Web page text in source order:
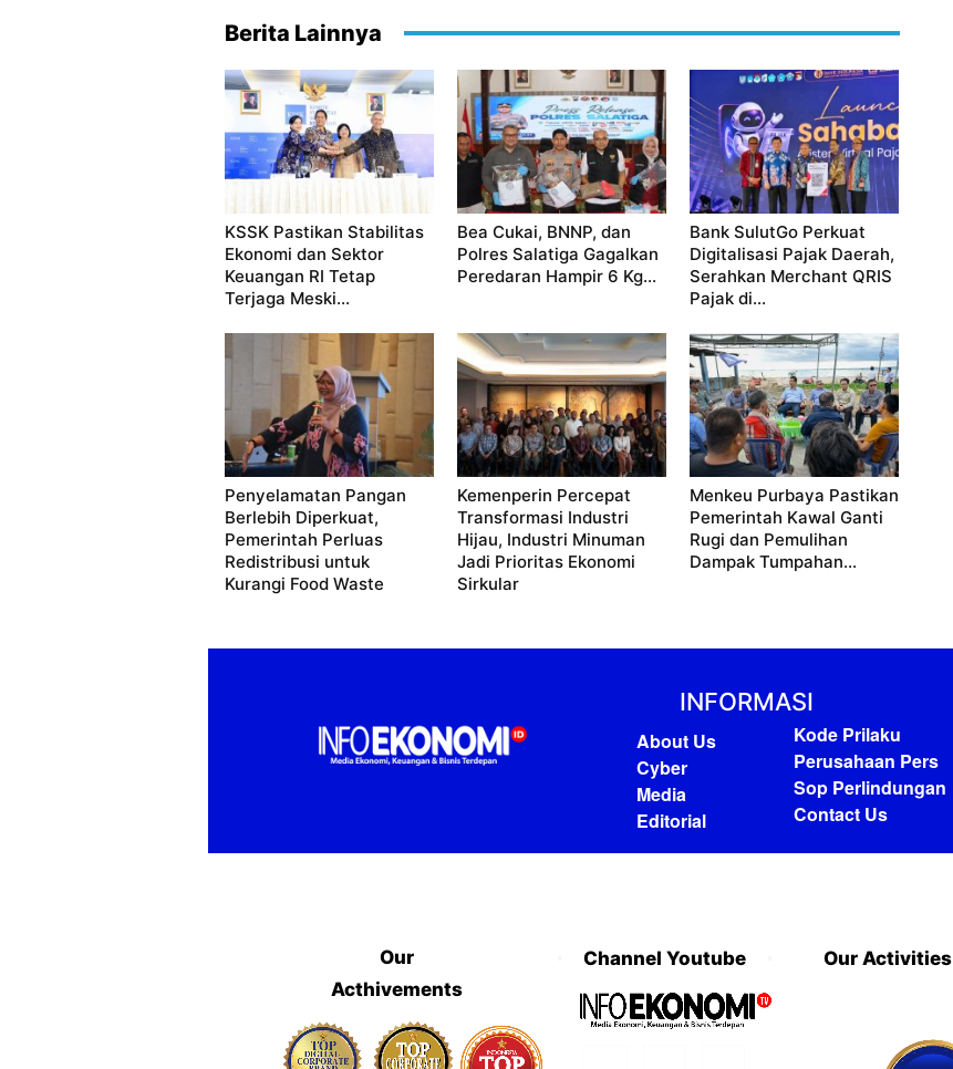
Berita Lainnya
KSSK Pastikan Stabilitas
Ekonomi dan Sektor
Keuangan RI Tetap
Terjaga Meski...
Bea Cukai, BNNP, dan
Polres Salatiga Gagalkan
Peredaran Hampir 6 Kg...
Bank SulutGo Perkuat
Digitalisasi Pajak Daerah,
Serahkan Merchant QRIS
Pajak di...
Penyelamatan Pangan
Berlebih Diperkuat,
Pemerintah Perluas
Redistribusi untuk
Kurangi Food Waste
Kemenperin Percepat
Transformasi Industri
Hijau, Industri Minuman
Jadi Prioritas Ekonomi
Sirkular
Menkeu Purbaya Pastikan
Pemerintah Kawal Ganti
Rugi dan Pemulihan
Dampak Tumpahan...
INFORMASI
About Us
Cyber
Media
Editorial
Kode Prilaku
Perusahaan Pers
Sop Perlindungan
Contact Us
Our
Acthivements
Channel Youtube Our Activities